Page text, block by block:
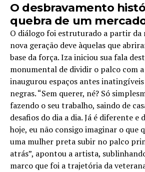
O desbravamento
quebra de um
O diálogo foi estruturado a partir da
nova geração deve àquelas que
base da força. Iza iniciou sua fala
monumental de dividir o palco com
inaugurou espaços antes
negras. “Sem querer, né? Só
fazendo o seu trabalho, saindo de
desafios do dia a dia. Já é diferente
hoje, eu não consigo imaginar o que
uma mulher preta subir no palco
atrás”, apontou a artista,
marco que foi a trajetória da